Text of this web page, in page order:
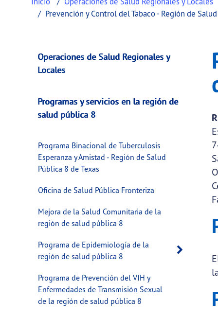
Prevención y Control del Tabaco - Región de
Prevención y
This page provides information about
Operaciones de Salud Regionales y
Locales
Programas y servicios en la región de
salud pública 8
Programa Binacional de Tuberculosis
Esperanza y Amistad - Región de Salud
Pública 8 de Texas
Oficina de Salud Pública Fronteriza
Mejora de la Salud Comunitaria de la
región de salud pública 8
Programa de Epidemiología de la
región de salud pública 8
Programa de Prevención del VIH y
Enfermedades de Transmisión Sexual
de la región de salud pública 8